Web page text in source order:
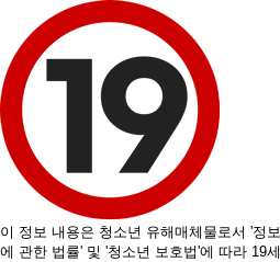
이 정보 내용은 청소년 유해매체물로서 '정
에 관한 법률' 및 '청소년 보호법'에 따라 19